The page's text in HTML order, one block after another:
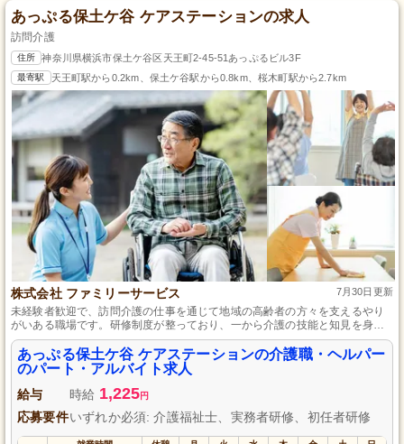
あっぷる保土ケ谷 ケアステーションの求人
訪問介護
住所 神奈川県横浜市保土ケ谷区天王町2-45-51あっぷるビル3F
最寄駅 天王町駅から0.2km、保土ケ谷駅から0.8km、桜木町駅から2.7km
株式会社 ファミリーサービス 7月30日更新
未経験者歓迎で、訪問介護の仕事を通じて地域の高齢者の方々を支えるやり
がいある職場です。研修制度が整っており、一から介護の技能と知見を身に
つけることができます。高齢者の方々が自宅で安心して過ごせるようなサポ
ートを行いましょう。
あっぷる保土ケ谷 ケアステーションの介護職・ヘルパー
のパート・アルバイト求人
給与 時給 1,225円
応募要件いずれか必須: 介護福祉士、実務者研修、初任者研修